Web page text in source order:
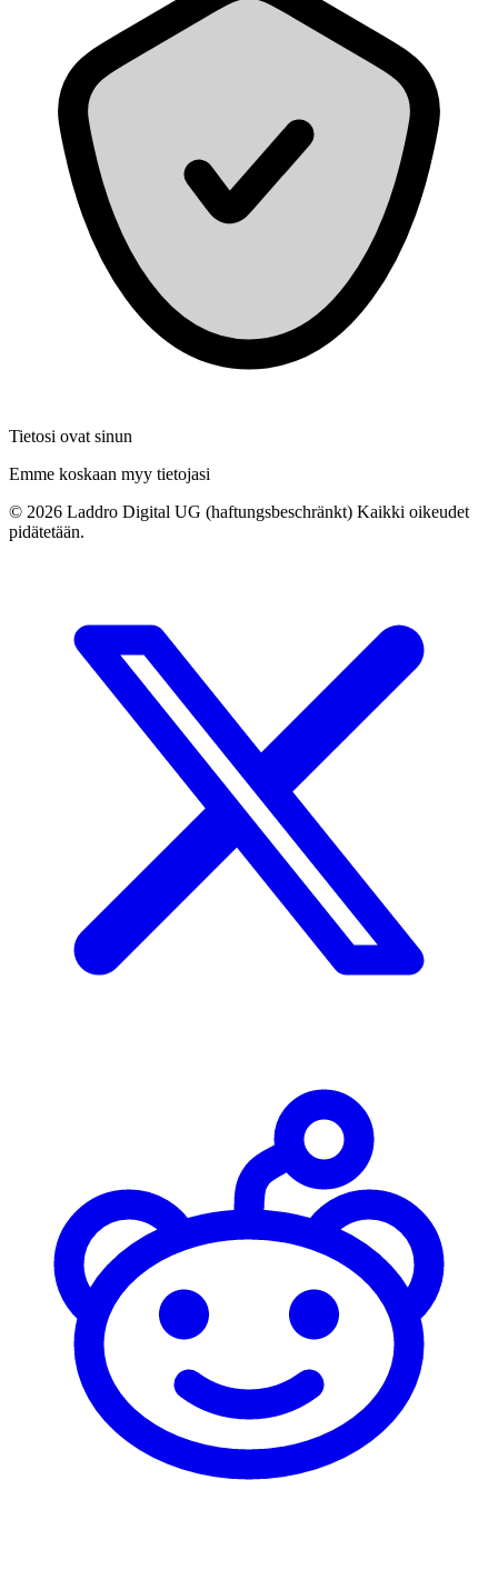
Tietosi ovat sinun
Emme koskaan myy tietojasi
© 2026 Laddro Digital UG (haftungsbeschränkt) Kaikki oikeudet
pidätetään.